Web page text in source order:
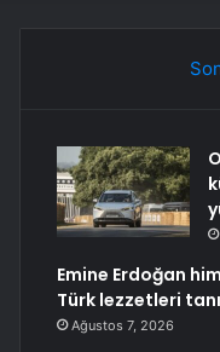
Emine Erdoğan
Türk lezzetleri
Ağustos 7, 2026